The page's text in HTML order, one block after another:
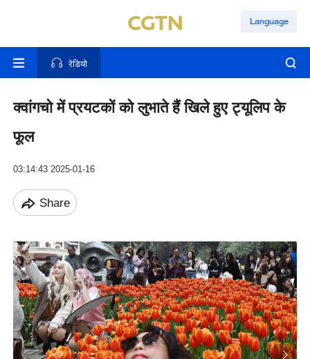
Language
रेडियो
क्वांगचो में प्रयटकों को लुभाते हैं खिले हुए ट्यूलिप के
फूल
03:14:43 2025-01-16
Share